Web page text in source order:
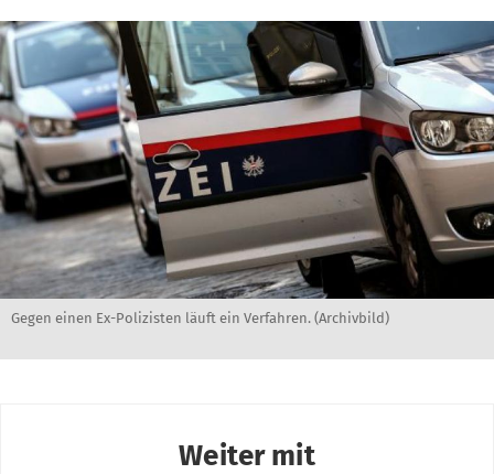
Gegen einen Ex-Polizisten läuft ein Verfahren. (Archivbild)